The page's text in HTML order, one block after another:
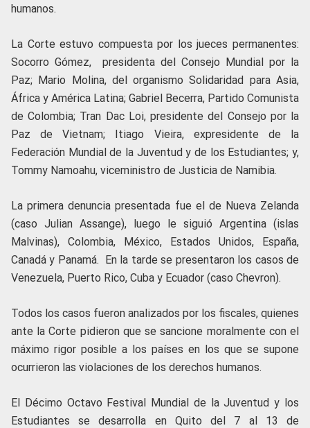
humanos.
La Corte estuvo compuesta por los jueces permanentes:
Socorro Gómez, presidenta del Consejo Mundial por la
Paz; Mario Molina, del organismo Solidaridad para Asia,
África y América Latina; Gabriel Becerra, Partido Comunista
de Colombia; Tran Dac Loi, presidente del Consejo por la
Paz de Vietnam; Itiago Vieira, expresidente de la
Federación Mundial de la Juventud y de los Estudiantes; y,
Tommy Namoahu, viceministro de Justicia de Namibia.
La primera denuncia presentada fue el de Nueva Zelanda
(caso Julian Assange), luego le siguió Argentina (islas
Malvinas), Colombia, México, Estados Unidos, España,
Canadá y Panamá. En la tarde se presentaron los casos de
Venezuela, Puerto Rico, Cuba y Ecuador (caso Chevron).
Todos los casos fueron analizados por los fiscales, quienes
ante la Corte pidieron que se sancione moralmente con el
máximo rigor posible a los países en los que se supone
ocurrieron las violaciones de los derechos humanos.
El Décimo Octavo Festival Mundial de la Juventud y los
Estudiantes se desarrolla en Quito del 7 al 13 de